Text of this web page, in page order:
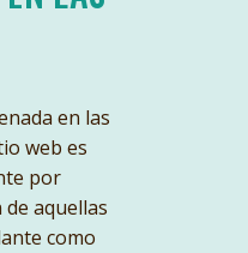
en las
web es
por
aquellas
como